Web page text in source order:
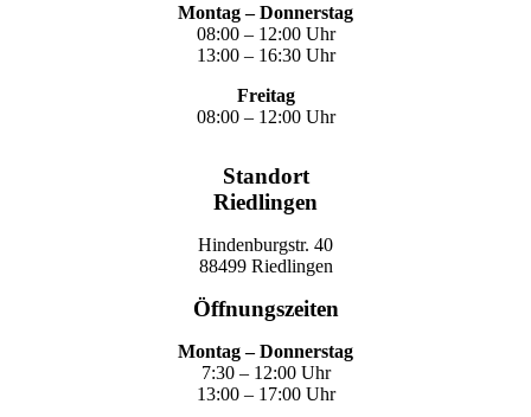
Montag – Donnerstag
08:00 – 12:00 Uhr
13:00 – 16:30 Uhr
Freitag
08:00 – 12:00 Uhr
Standort
Riedlingen
Hindenburgstr. 40
88499 Riedlingen
Öffnungszeiten
Montag – Donnerstag
7:30 – 12:00 Uhr
13:00 – 17:00 Uhr